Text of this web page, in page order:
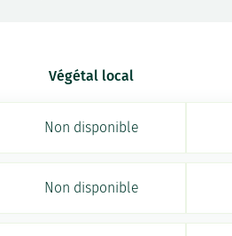
Végétal local
Non disponible
Non disponible